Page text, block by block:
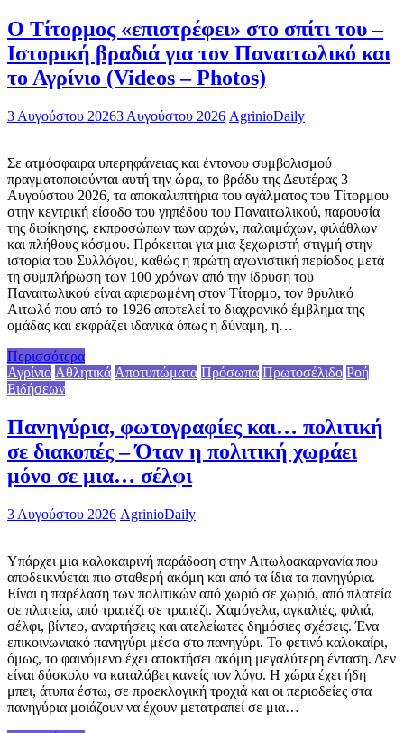
Ο Τίτορμος «επιστρέφει» στο σπίτι του –
Ιστορική βραδιά για τον Παναιτωλικό και
το Αγρίνιο (Videos – Photos)
3 Αυγούστου 20263 Αυγούστου 2026 AgrinioDaily
Σε ατμόσφαιρα υπερηφάνειας και έντονου συμβολισμού
πραγματοποιούνται αυτή την ώρα, το βράδυ της Δευτέρας 3
Αυγούστου 2026, τα αποκαλυπτήρια του αγάλματος του Τίτορμου
στην κεντρική είσοδο του γηπέδου του Παναιτωλικού, παρουσία
της διοίκησης, εκπροσώπων των αρχών, παλαιμάχων, φιλάθλων
και πλήθους κόσμου. Πρόκειται για μια ξεχωριστή στιγμή στην
ιστορία του Συλλόγου, καθώς η πρώτη αγωνιστική περίοδος μετά
τη συμπλήρωση των 100 χρόνων από την ίδρυση του
Παναιτωλικού είναι αφιερωμένη στον Τίτορμο, τον θρυλικό
Αιτωλό που από το 1926 αποτελεί το διαχρονικό έμβλημα της
ομάδας και εκφράζει ιδανικά όπως η δύναμη, η…
Περισσότερα
Αγρίνιο Αθλητικά Αποτυπώματα Πρόσωπα Πρωτοσέλιδο Ροή
Ειδήσεων
Πανηγύρια, φωτογραφίες και… πολιτική
σε διακοπές – Όταν η πολιτική χωράει
μόνο σε μια… σέλφι
3 Αυγούστου 2026 AgrinioDaily
Υπάρχει μια καλοκαιρινή παράδοση στην Αιτωλοακαρνανία που
αποδεικνύεται πιο σταθερή ακόμη και από τα ίδια τα πανηγύρια.
Είναι η παρέλαση των πολιτικών από χωριό σε χωριό, από πλατεία
σε πλατεία, από τραπέζι σε τραπέζι. Χαμόγελα, αγκαλιές, φιλιά,
σέλφι, βίντεο, αναρτήσεις και ατελείωτες δημόσιες σχέσεις. Ένα
επικοινωνιακό πανηγύρι μέσα στο πανηγύρι. Το φετινό καλοκαίρι,
όμως, το φαινόμενο έχει αποκτήσει ακόμη μεγαλύτερη ένταση. Δεν
είναι δύσκολο να καταλάβει κανείς τον λόγο. Η χώρα έχει ήδη
μπει, άτυπα έστω, σε προεκλογική τροχιά και οι περιοδείες στα
πανηγύρια μοιάζουν να έχουν μετατραπεί σε μια…